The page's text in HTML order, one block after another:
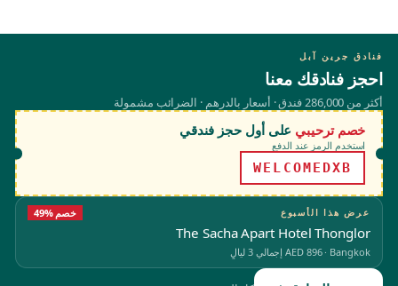
فنادق جرين آبل
احجز فنادقك معنا
أكثر من 286,000 فندق · أسعار بالدرهم · الضرائب مشمولة
خصم ترحيبي على أول حجز فندقي
استخدم الرمز عند الدفع
WELCOMEDXB
عرض هذا الأسبوع 49% خصم
The Sacha Apart Hotel Thonglor
Bangkok
·
AED 896إجمالي 3 ليالٍ